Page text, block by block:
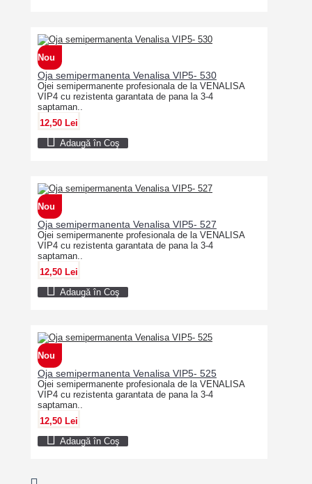
Nou
Oja semipermanenta Venalisa VIP5- 530
Ojei semipermanente profesionala de la VENALISA
VIP4 cu rezistenta garantata de pana la 3-4
saptaman..
12,50 Lei
Adaugă în Coş
Nou
Oja semipermanenta Venalisa VIP5- 527
Ojei semipermanente profesionala de la VENALISA
VIP4 cu rezistenta garantata de pana la 3-4
saptaman..
12,50 Lei
Adaugă în Coş
Nou
Oja semipermanenta Venalisa VIP5- 525
Ojei semipermanente profesionala de la VENALISA
VIP4 cu rezistenta garantata de pana la 3-4
saptaman..
12,50 Lei
Adaugă în Coş